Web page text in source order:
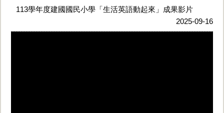
113學年度建國國民小學「生活英語動起來」成果影片
2025-09-16